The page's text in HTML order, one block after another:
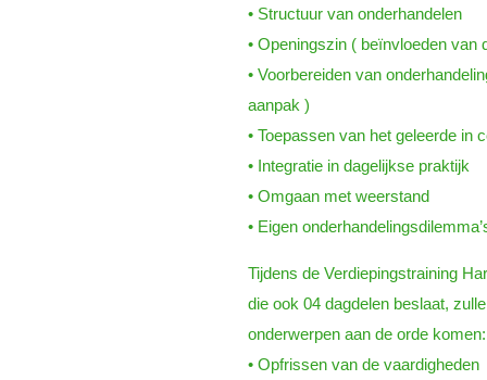
• Structuur van onderhandelen
• Openingszin ( beïnvloeden van
• Voorbereiden van
aanpak )
• Toepassen van het geleerde in
• Integratie in dagelijkse praktijk
• Omgaan met weerstand
• Eigen
Tijdens de Verdiepingstraining
die ook 04 dagdelen beslaat,
onderwerpen aan de orde komen:
• Opfrissen van de vaardigheden